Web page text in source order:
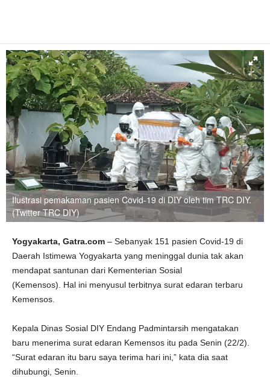
Ilustrasi pemakaman pasien Covid-19 di DIY oleh tim TRC DIY.
(Twitter TRC DIY)
Yogyakarta, Gatra.com – Sebanyak 151 pasien Covid-19 di
Daerah Istimewa Yogyakarta yang meninggal dunia tak akan
mendapat santunan dari Kementerian Sosial
(Kemensos). Hal ini menyusul terbitnya surat edaran terbaru
Kemensos.
Kepala Dinas Sosial DIY Endang Padmintarsih mengatakan
baru menerima surat edaran Kemensos itu pada Senin (22/2).
“Surat edaran itu baru saya terima hari ini,” kata dia saat
dihubungi, Senin.